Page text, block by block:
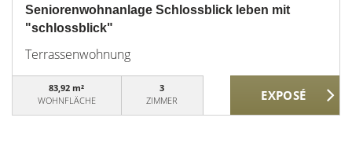
Seniorenwohnanlage Schlossblick leben mit
"schlossblick"
Terrassenwohnung
83,92 m²
WOHNFLÄCHE
3
ZIMMER